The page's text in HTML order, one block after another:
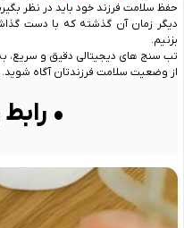
حفظ سلامت فرزند خود باید در نظر
دیگر زمان آن گذشته که با دست
بزنیم.
تب سنج ‌های دیجیتالی دقیق و سریع،
از وضعیت سلامت فرزندتان آگاه شوید.
•